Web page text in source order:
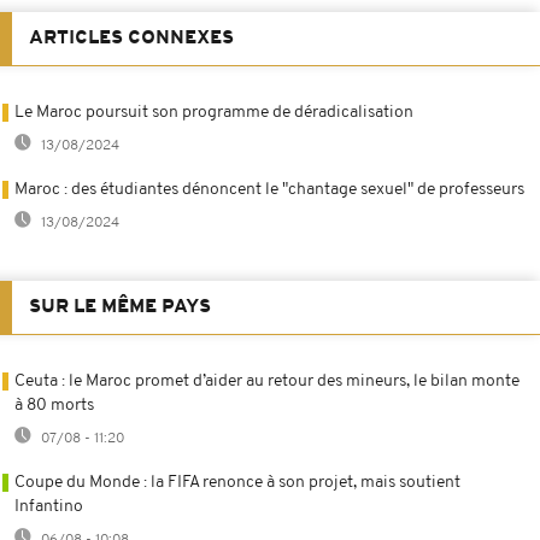
ARTICLES CONNEXES
Le Maroc poursuit son programme de déradicalisation
13/08/2024
Maroc : des étudiantes dénoncent le "chantage sexuel" de professeurs
13/08/2024
SUR LE MÊME PAYS
Ceuta : le Maroc promet d’aider au retour des mineurs, le bilan monte
à 80 morts
07/08 - 11:20
Coupe du Monde : la FIFA renonce à son projet, mais soutient
Infantino